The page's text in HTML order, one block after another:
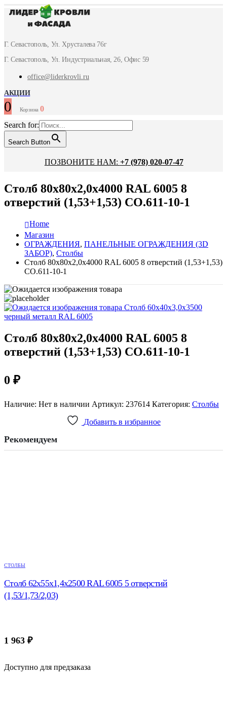
Г. Севастополь, Ул. Хрусталева 76г
Г. Севастополь, Ул. Индустриальная, 26, Офис 59
office@liderkrovli.ru
АКЦИИ
0 Корзина 0
Search for:
Search Button
ПОЗВОНИТЕ НАМ: +7 (978) 020-07-47
Столб 80х80х2,0х4000 RAL 6005 8
отверстий (1,53+1,53) СО.611-10-1
Home
Магазин
ОГРАЖДЕНИЯ, ПАНЕЛЬНЫЕ ОГРАЖДЕНИЯ (3D
ЗАБОР), Столбы
Столб 80х80х2,0х4000 RAL 6005 8 отверстий (1,53+1,53)
СО.611-10-1
Столб 60х40х3,0х3500
черный металл RAL 6005
Столб 80х80х2,0х4000 RAL 6005 8
отверстий (1,53+1,53) СО.611-10-1
0 ₽
Наличие: Нет в наличии Артикул: 237614 Категория: Столбы
Добавить в избранное
Рекомендуем
СТОЛБЫ
Столб 62х55х1,4х2500 RAL 6005 5 отверстий
(1,53/1,73/2,03)
1 963 ₽
Доступно для предзаказа